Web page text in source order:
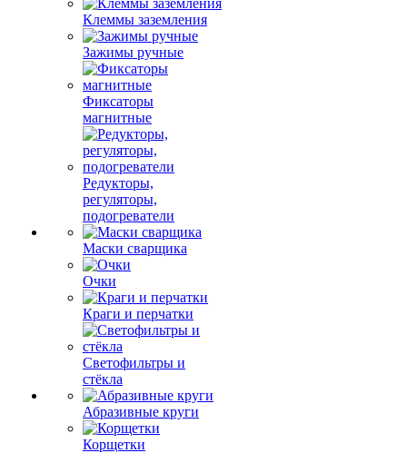
Клеммы заземления
Зажимы ручные
Фиксаторы
магнитные
Редукторы,
регуляторы,
подогреватели
Маски сварщика
Очки
Краги и перчатки
Светофильтры и
стёкла
Абразивные круги
Корщетки